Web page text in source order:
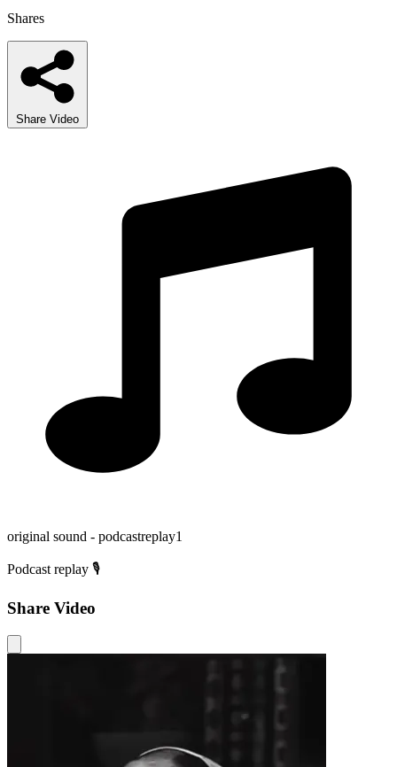
Shares
Share Video
original sound - podcastreplay1
Podcast replay 🎙️
Share Video